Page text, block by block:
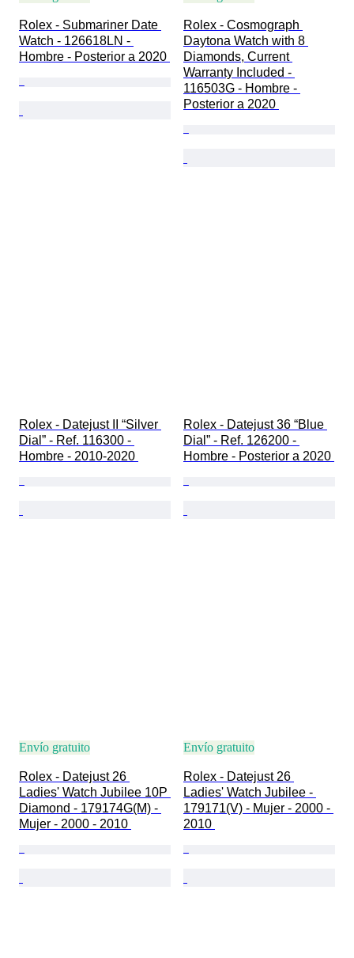
Rolex - Submariner Date
Watch - 126618LN -
Hombre - Posterior a 2020
Rolex - Cosmograph
Daytona Watch with 8
Diamonds, Current
Warranty Included -
116503G - Hombre -
Posterior a 2020
Rolex - Datejust II “Silver
Dial” - Ref. 116300 -
Hombre - 2010-2020
Rolex - Datejust 36 “Blue
Dial” - Ref. 126200 -
Hombre - Posterior a 2020
Envío gratuito
Rolex - Datejust 26
Ladies' Watch Jubilee 10P
Diamond - 179174G(M) -
Mujer - 2000 - 2010
Envío gratuito
Rolex - Datejust 26
Ladies' Watch Jubilee -
179171(V) - Mujer - 2000 -
2010